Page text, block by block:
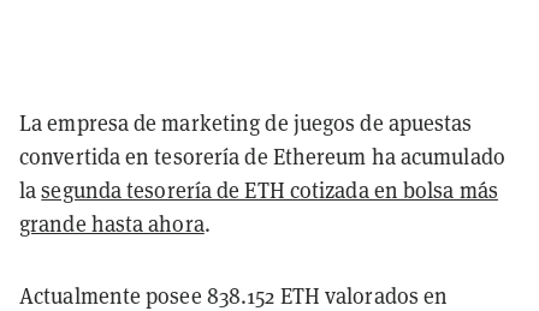
La empresa de marketing de juegos de apuestas
convertida en tesorería de Ethereum ha acumulado
lasegunda tesorería de ETH cotizada en bolsa más
grande hasta ahora.
Actualmente posee 838.152 ETH valorados en